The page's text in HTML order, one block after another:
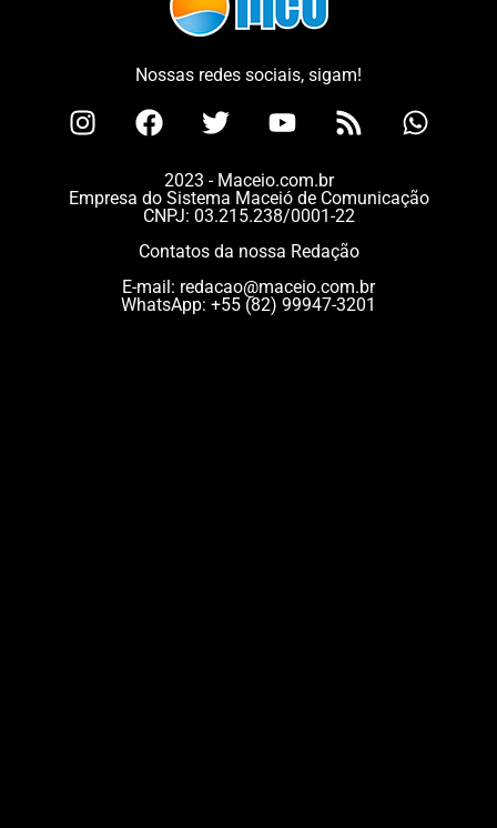
Nossas redes sociais, sigam!
2023 - Maceio.com.br
Empresa do Sistema Maceió de Comunicação
CNPJ: 03.215.238/0001-22
Contatos da nossa Redação
E-mail: redacao@maceio.com.br
WhatsApp: +55 (82) 99947-3201